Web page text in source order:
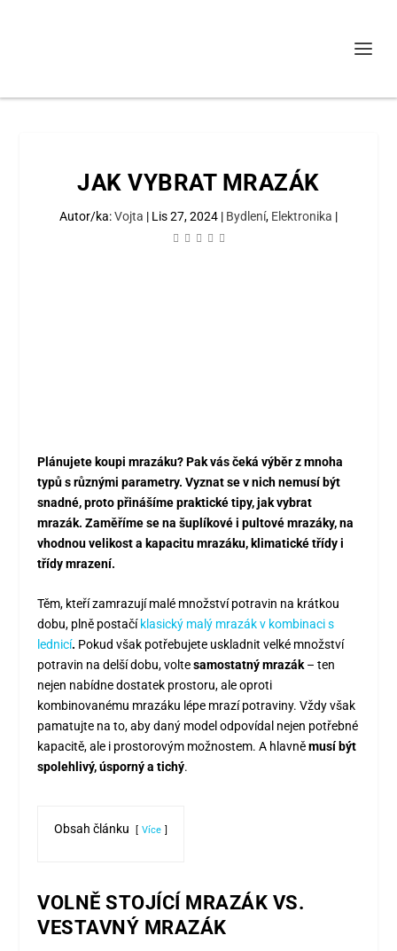
JAK VYBRAT MRAZÁK
Autor/ka:Vojta | Lis 27, 2024 | Bydlení, Elektronika |
Plánujete koupi mrazáku? Pak vás čeká výběr z mnoha
typů s různými parametry. Vyznat se v nich nemusí být
snadné, proto přinášíme praktické tipy, jak vybrat
mrazák. Zaměříme se na šuplíkové i pultové mrazáky, na
vhodnou velikost a kapacitu mrazáku, klimatické třídy i
třídy mrazení.
Těm, kteří zamrazují malé množství potravin na krátkou
dobu, plně postačí klasický malý mrazák v kombinaci s
lednicí. Pokud však potřebujete uskladnit velké množství
potravin na delší dobu, voltesamostatný mrazák– ten
nejen nabídne dostatek prostoru, ale oproti
kombinovanému mrazáku lépe mrazí potraviny. Vždy však
pamatujte na to, aby daný model odpovídal nejen potřebné
kapacitě, ale i prostorovým možnostem. A hlavněmusí být
spolehlivý, úsporný a tichý.
Obsah článku Více
VOLNĚ STOJÍCÍ MRAZÁK VS.
VESTAVNÝ MRAZÁK